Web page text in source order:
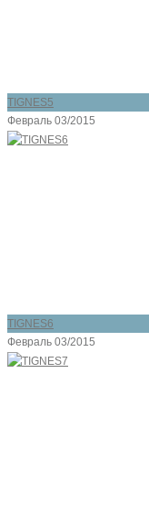
TIGNES5
Февраль 03/2015
TIGNES6
Февраль 03/2015